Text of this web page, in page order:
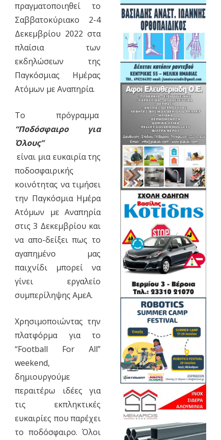
πραγματοποιηθεί το
Σαββατοκύριακο 2-4
Δεκεμβρίου 2022 στα
πλαίσια των
εκδηλώσεων της
Παγκόσμιας Ημέρας
Ατόμων με Αναπηρία.
To πρόγραμμα
“Ποδόσφαιρο για
Όλους”
είναι μια ευκαιρία της
ποδοσφαιρικής
κοινότητας να τιμήσει
την Παγκόσμια Ημέρα
Ατόμων με Αναπηρία
στις 3 Δεκεμβρίου και
να απο-δείξει πως το
αγαπημένο μας
παιχνίδι μπορεί να
γίνει εργαλείο
συμπερίληψης ΑμεΑ.
Χρησιμοποιώντας την
πλατφόρμα για το
“Football For All”
weekend,
δημιουργούμε
περαιτέρω ιδέες για
τις εκπληκτικές
ευκαιρίες που παρέχει
το ποδόσφαιρο. Όλοι